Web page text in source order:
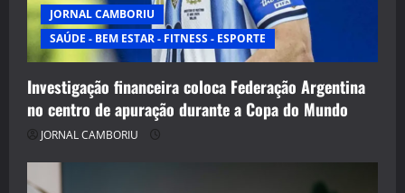
JORNAL CAMBORIU
SAÚDE - BEM ESTAR - FITNESS - ESPORTE
Investigação financeira coloca Federação Argentina
no centro de apuração durante a Copa do Mundo
JORNAL CAMBORIU